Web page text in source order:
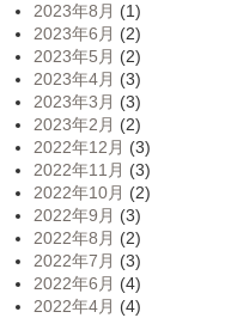
2023年8月 (1)
2023年6月 (2)
2023年5月 (2)
2023年4月 (3)
2023年3月 (3)
2023年2月 (2)
2022年12月 (3)
2022年11月 (3)
2022年10月 (2)
2022年9月 (3)
2022年8月 (2)
2022年7月 (3)
2022年6月 (4)
2022年4月 (4)